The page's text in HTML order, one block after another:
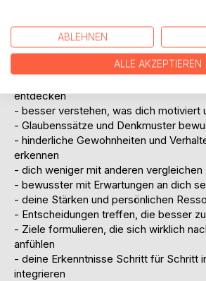
- 100% echt, erstellt ohne KI
MIT DIESEM BUCH KANNST DU:
entdecken
- besser verstehen, was dich motiviert
- Glaubenssätze und Denkmuster
- hinderliche Gewohnheiten und
erkennen
- dich weniger mit anderen vergleichen
- bewusster mit Erwartungen an dich
- deine Stärken und persönlichen
- Entscheidungen treffen, die besser
- Ziele formulieren, die sich wirklich
anfühlen
- deine Erkenntnisse Schritt für Schritt
integrieren
ABLEHNEN
ALLE AKZEPTIEREN